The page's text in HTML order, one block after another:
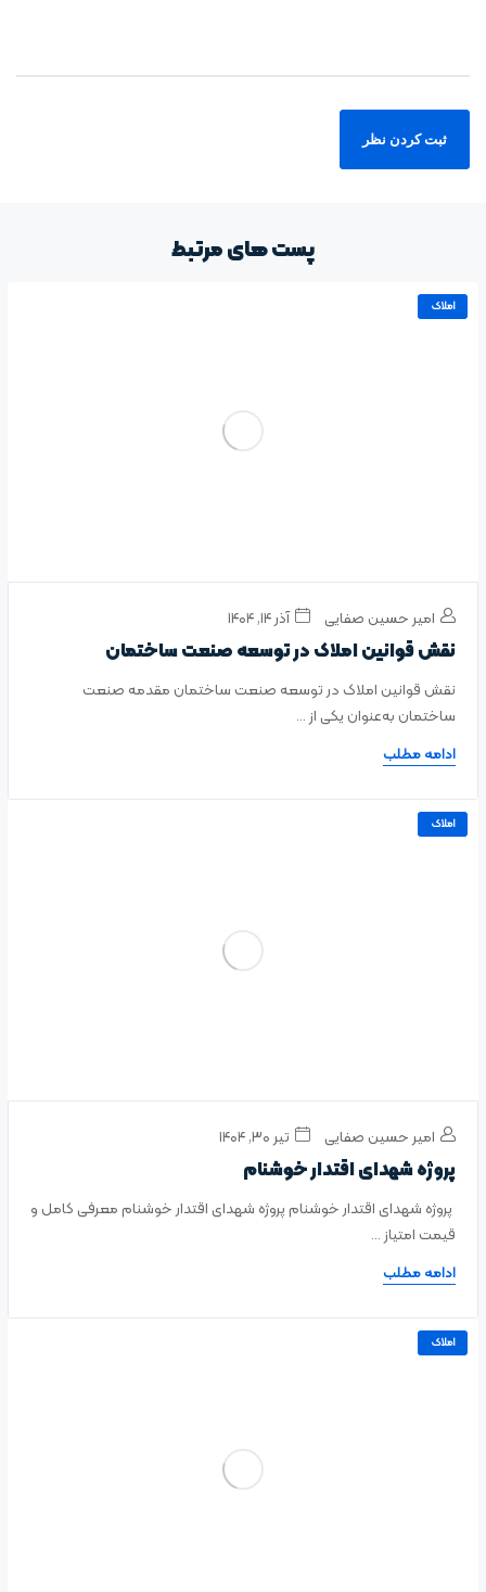
پست های مرتبط
املاک
امیر حسین صفایی آذر ۱۴, ۱۴۰۴
نقش قوانین املاک در توسعه صنعت ساختمان
نقش قوانین املاک در توسعه صنعت ساختمان مقدمه صنعت
ساختمان به‌عنوان یکی از ...
ادامه مطلب
املاک
امیر حسین صفایی تیر ۳۰, ۱۴۰۴
پروژه شهدای اقتدار خوشنام
پروژه شهدای اقتدار خوشنام پروژه شهدای اقتدار خوشنام معرفی کامل و
قیمت امتیاز ...
ادامه مطلب
املاک